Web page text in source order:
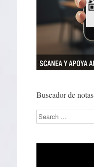
Buscador de notas
Search